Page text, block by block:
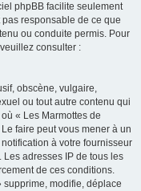
phpBB facilite seulement
pas responsable de ce que
ou conduite permis. Pour
consulter :
obscène, vulgaire,
ou tout autre contenu qui
« Les Marmottes de
faire peut vous mener à un
à votre fournisseur
Les adresses IP de tous les
de ces conditions.
supprime, modifie, déplace